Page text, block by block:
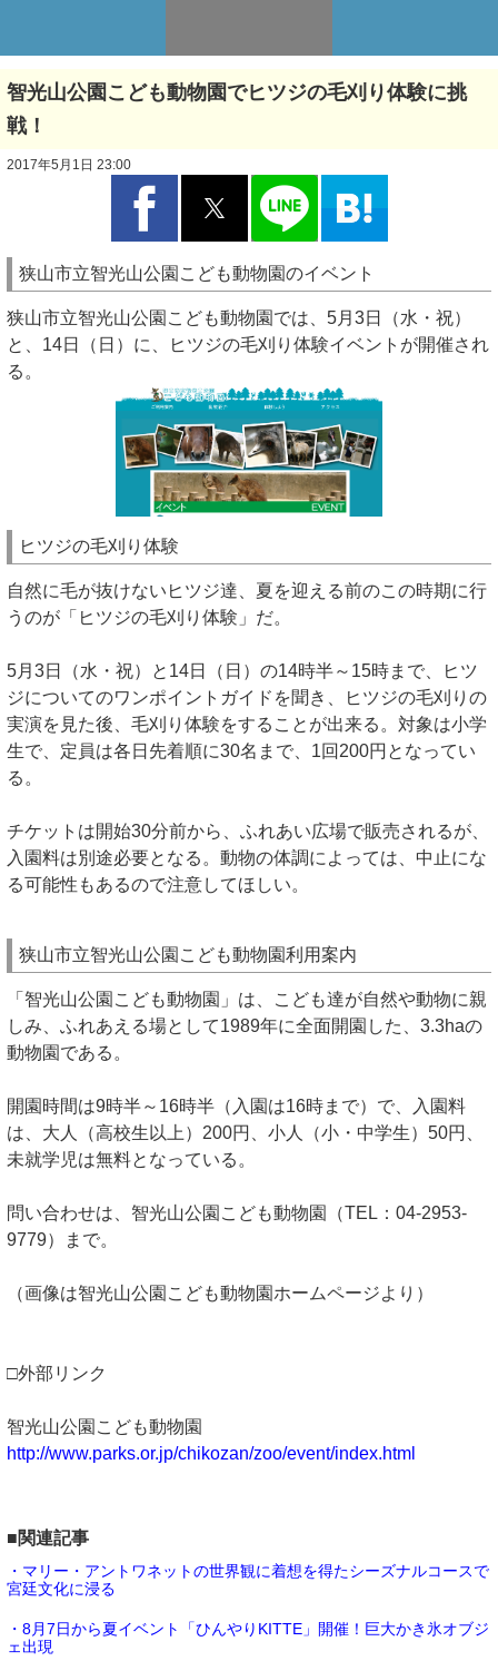
智光山公園こども動物園でヒツジの毛刈り体験に挑
戦！
2017年5月1日 23:00
狭山市立智光山公園こども動物園のイベント
狭山市立智光山公園こども動物園では、5月3日（水・祝）
と、14日（日）に、ヒツジの毛刈り体験イベントが開催され
る。
ヒツジの毛刈り体験
自然に毛が抜けないヒツジ達、夏を迎える前のこの時期に行
うのが「ヒツジの毛刈り体験」だ。
5月3日（水・祝）と14日（日）の14時半～15時まで、ヒツ
ジについてのワンポイントガイドを聞き、ヒツジの毛刈りの
実演を見た後、毛刈り体験をすることが出来る。対象は小学
生で、定員は各日先着順に30名まで、1回200円となってい
る。
チケットは開始30分前から、ふれあい広場で販売されるが、
入園料は別途必要となる。動物の体調によっては、中止にな
る可能性もあるので注意してほしい。
狭山市立智光山公園こども動物園利用案内
「智光山公園こども動物園」は、こども達が自然や動物に親
しみ、ふれあえる場として1989年に全面開園した、3.3haの
動物園である。
開園時間は9時半～16時半（入園は16時まで）で、入園料
は、大人（高校生以上）200円、小人（小・中学生）50円、
未就学児は無料となっている。
問い合わせは、智光山公園こども動物園（TEL：04-2953-
9779）まで。
（画像は智光山公園こども動物園ホームページより）
□外部リンク
智光山公園こども動物園
http://www.parks.or.jp/chikozan/zoo/event/index.html
■関連記事
・マリー・アントワネットの世界観に着想を得たシーズナルコースで
宮廷文化に浸る
・8月7日から夏イベント「ひんやりKITTE」開催！巨大かき氷オブジ
ェ出現